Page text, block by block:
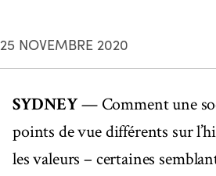
25 NOVEMBRE 2020
SYDNEY— Comment une
points de vue différents sur
les valeurs – certaines